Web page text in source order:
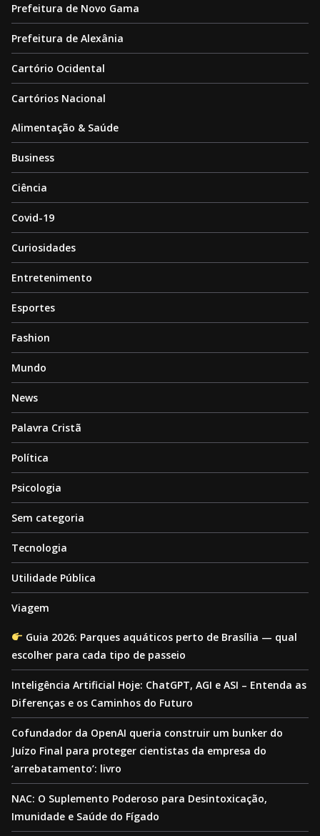
Prefeitura de Novo Gama
Prefeitura de Alexânia
Cartório Ocidental
Cartórios Nacional
Alimentação & Saúde
Business
Ciência
Covid-19
Curiosidades
Entretenimento
Esportes
Fashion
Mundo
News
Palavra Cristã
Política
Psicologia
Sem categoria
Tecnologia
Utilidade Pública
Viagem
Guia 2026: Parques aquáticos perto de Brasília — qual
escolher para cada tipo de passeio
Inteligência Artificial Hoje: ChatGPT, AGI e ASI – Entenda as
Diferenças e os Caminhos do Futuro
Cofundador da OpenAI queria construir um bunker do
Juízo Final para proteger cientistas da empresa do
‘arrebatamento’: livro
NAC: O Suplemento Poderoso para Desintoxicação,
Imunidade e Saúde do Fígado